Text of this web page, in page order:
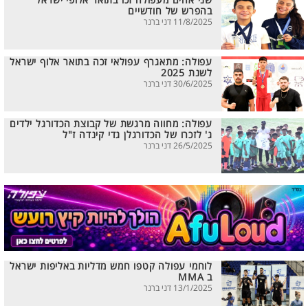
בהפרש של חודשיים
11/8/2025 דני ברנר
עפולה: מתאגרף עפולאי זכה בתואר אלוף ישראל
לשנת 2025
30/6/2025 דני ברנר
עפולה: מחווה מרגשת של קבוצת הכדורגל ילדים
ג' לזכרו של הכדורגלן גדי קינדה ז"ל
26/5/2025 דני ברנר
לוחמי עפולה קטפו חמש מדליות באליפות ישראל
ב MMA
13/1/2025 דני ברנר